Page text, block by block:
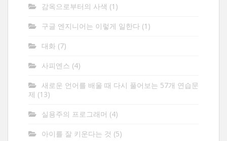
감옥으로부터의 사색 (1)
구글 엔지니어는 이렇게 일한다 (1)
대화 (7)
사피엔스 (4)
새로운 언어를 배울 때 다시 풀어보는 57개 연습문
제 (13)
실용주의 프로그래머 (4)
아이를 잘 키운다는 것 (5)